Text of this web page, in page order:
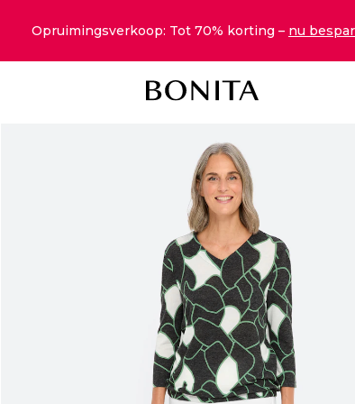
Opruimingsverkoop: Tot 70% korting – nu